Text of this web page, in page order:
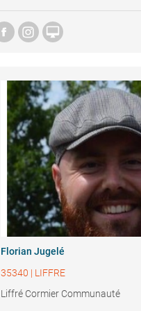

Florian Jugelé
35340 | LIFFRE
Liffré Cormier Communauté